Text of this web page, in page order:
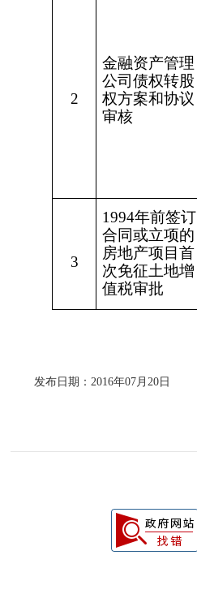
2
金融资产管理
公司债权转股
权方案和协议
审核
3
1994年前签订
合同或立项的
房地产项目首
次免征土地增
值税审批
发布日期：2016年07月20日